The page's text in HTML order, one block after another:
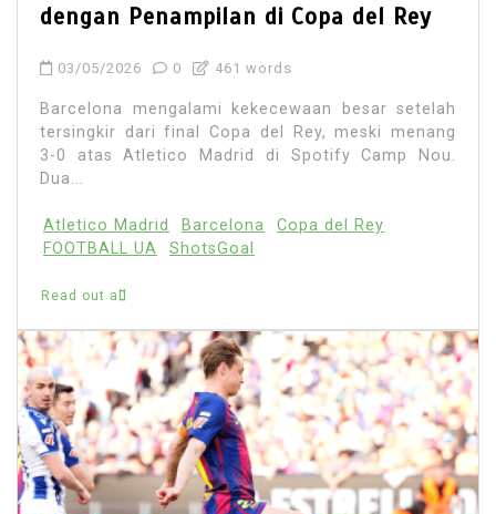
dengan Penampilan di Copa del Rey
03/05/2026 0 461 words
Barcelona mengalami kekecewaan besar setelah
tersingkir dari final Copa del Rey, meski menang
3-0 atas Atletico Madrid di Spotify Camp Nou.
Dua...
Atletico Madrid Barcelona
Copa del Rey
FOOTBALL UA
ShotsGoal
Read out all